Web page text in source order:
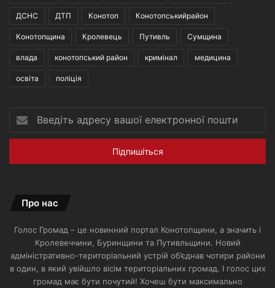
ДСНС ДТП Конотоп Конотопськийрайон
Конотопщина Кролевець Путивль Сумщина
влада конотопський район кримінал медицина
освіта поліція
адресу
вашої
пошти
Про нас
Голос Громад – це новинний портал Конотопщини, а значить і
Кролевеччини, Буринщини та Путивльщини. Новий
адміністративно-територіальний устрій об’єднав чотири райони
в один, в який увійшло вісім територіальних громад. І голос цих
громад має бути почутий! Хочеш бути максимально